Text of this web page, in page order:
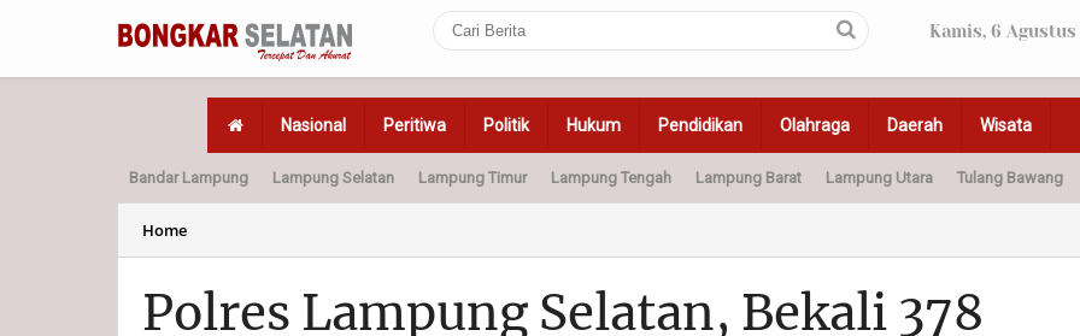
Kamis, 6 Agustus
Nasional Peritiwa Politik Hukum Pendidikan Olahraga Daerah Wisata
Home Politik Hukum Peristiwa Olahraga Pendidikan Otomotif
Bandar Lampung Lampung Selatan Lampung Timur Lampung Tengah Lampung Barat Lampung Utara Tulang Bawang
Home
Polres Lampung Selatan, Bekali 378